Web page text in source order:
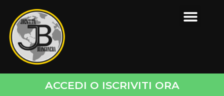
ACCEDI O ISCRIVITI ORA